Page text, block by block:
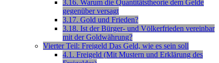
3.16. Warum die Quantitätstheorie dem Gelde
gegenüber versagt
3.17. Gold und Frieden?
3.18. Ist der Bürger- und Völkerfrieden vereinbar
mit der Goldwährung?
Vierter Teil: Freigeld Das Geld, wie es sein soll
4.1. Freigeld (Mit Mustern und Erklärung des